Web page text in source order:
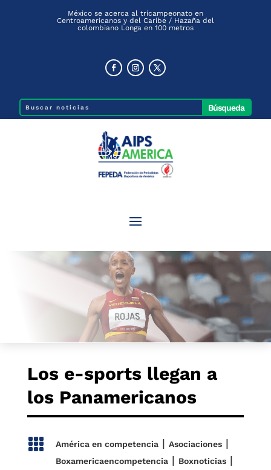
México se acerca al tricampeonato en
Centroamericanos y del Caribe / Hazaña del
colombiano Longa en 100 metros
Los e-sports llegan a
los Panamericanos
 América en competencia| Asociaciones|
Boxamericaencompetencia| Boxnoticias|